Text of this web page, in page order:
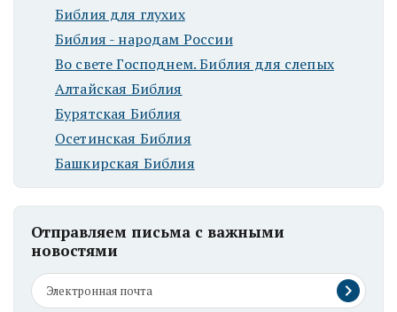
Библия для глухих
Библия - народам России
Во свете Господнем. Библия для слепых
Алтайская Библия
Бурятская Библия
Осетинская Библия
Башкирская Библия
Отправляем письма с важными
новостями